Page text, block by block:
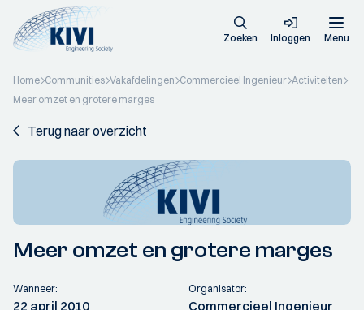
Zoeken Inloggen Menu
Home Communities Vakafdelingen Commercieel Ingenieur Activiteiten
Meer omzet en grotere marges
Terug naar overzicht
Meer omzet en grotere marges
Wanneer:
22 april 2010
Organisator:
Commercieel Ingenieur